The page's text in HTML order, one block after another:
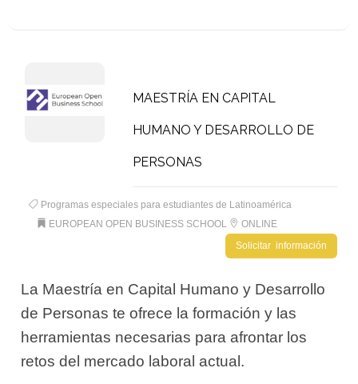
MAESTRÍA EN CAPITAL
HUMANO Y DESARROLLO DE
PERSONAS
Programas especiales para estudiantes de Latinoamérica
EUROPEAN OPEN BUSINESS SCHOOL
ONLINE
Solicitar información
La Maestría en Capital Humano y Desarrollo
de Personas te ofrece la formación y las
herramientas necesarias para afrontar los
retos del mercado laboral actual.